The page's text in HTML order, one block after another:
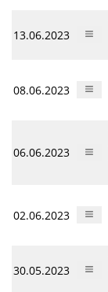
13.06.2023
08.06.2023
06.06.2023
02.06.2023
30.05.2023